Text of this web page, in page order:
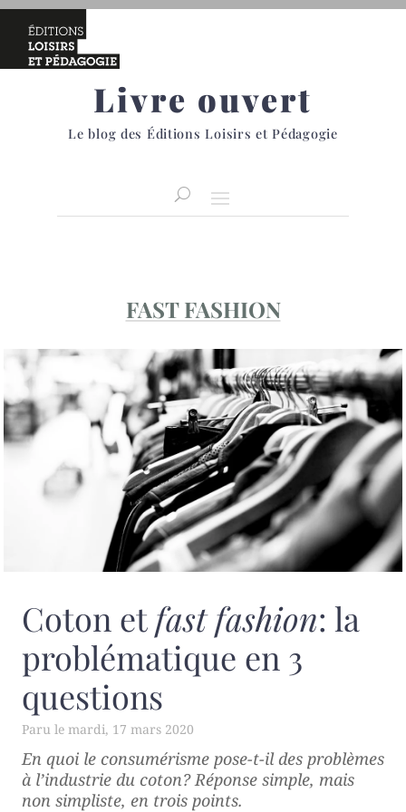
Livre ouvert
Le blog des Éditions Loisirs et Pédagogie
FAST FASHION
Coton etfast fashion: la
problématique en 3
questions
mardi, 17 mars 2020
En quoi le consumérisme pose-t-il des problèmes
à l’industrie du coton? Réponse simple, mais
non simpliste, en trois points.